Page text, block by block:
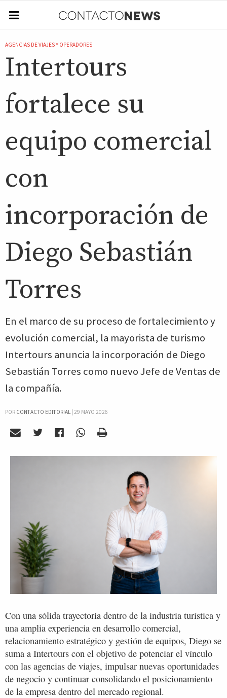
AGENCIAS DE VIAJES Y OPERADORES
Intertours
fortalece su
equipo comercial
con
incorporación de
Diego Sebastián
Torres
En el marco de su proceso de fortalecimiento y
evolución comercial, la mayorista de turismo
Intertours anuncia la incorporación de Diego
Sebastián Torres como nuevo Jefe de Ventas de
la compañía.
POR CONTACTO EDITORIAL| 29 MAYO 2026
Con una sólida trayectoria dentro de la industria turística y
una amplia experiencia en desarrollo comercial,
relacionamiento estratégico y gestión de equipos, Diego se
suma a Intertours con el objetivo de potenciar el vínculo
con las agencias de viajes, impulsar nuevas oportunidades
de negocio y continuar consolidando el posicionamiento
de la empresa dentro del mercado regional.